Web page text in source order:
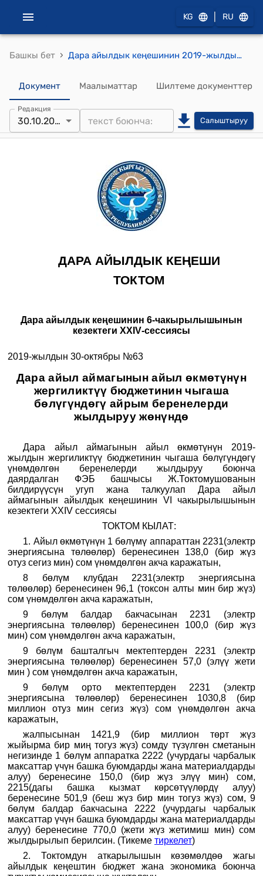
KG RU
Башкы бет › Дара айылдык кеңешинин 2019-жылдын 30-октябрындагы №63"Дара айыл аймагынын айыл өкмөтүнүн жергиликтүү бюджетинин чыгаша бөлүгүндөгү айрым беренелерди жылдыруу жөнүндө"токтому
Документ Маалыматтар Шилтеме документтер
Редакция
30.10.2019 Салыштыруу